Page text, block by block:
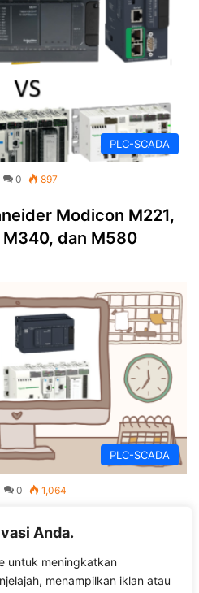
Anda.
untuk meningkatkan
menampilkan iklan atau
PLC-SCADA
0 897
Modicon M221,
M340, dan M580
PLC-SCADA
0 1,064
PLC Schneider